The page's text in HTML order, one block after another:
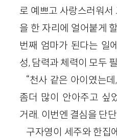
로 예쁘고 사랑스러워서
을 한 자리에 얼어붙게
번째 엄마가 된다는 일
성, 담력과 체력이 모두
“천사 같은 아이였는
좀더 많이 안아주고 싶
거래. 이번엔 결심을 단
구자영이 세주와 한집